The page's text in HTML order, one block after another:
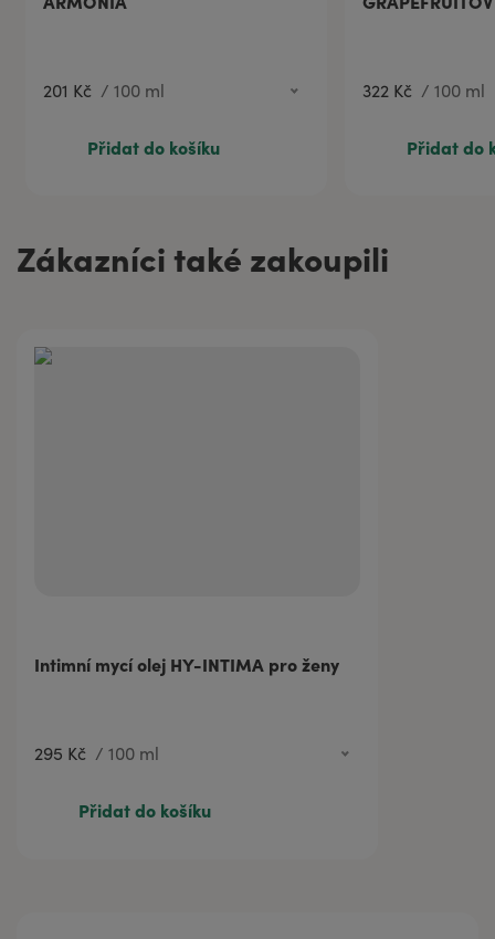
201 Kč / 100 ml
67 Kč
Přidat do košíku
322 Kč / 100 ml
Přidat do
Zákazníci také zakoupili
Intimní mycí olej HY-INTIMA pro ženy
295 Kč / 100 ml
812 Kč
500 ml
Přidat do košíku